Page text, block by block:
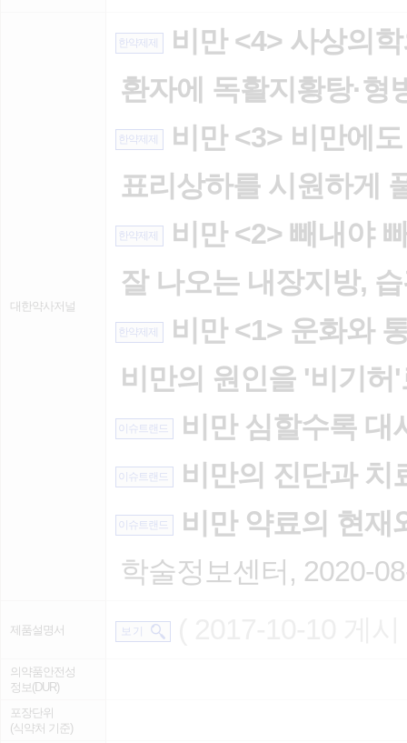
대한약사저널
한약제제
비만 <4> 사상의
환자에 독활지황탕·형
한약제제
비만 <3> 비만에
표리상하를 시원하게
한약제제
비만 <2> 빼내야
잘 나오는 내장지방,
한약제제
비만 <1> 운화와
비만의 원인을 '비기허
이슈트랜드 비만 심할수록 대
이슈트랜드 비만의 진단과 치
이슈트랜드
비만 약료의 현재
학술정보센터, 2020-
제품설명서 보 기
의약품안전성
정보(DUR)
포장단위
(식약처 기준)